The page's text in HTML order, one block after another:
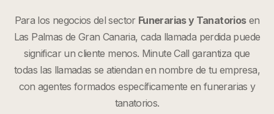
Para los negocios del sector Funerarias y Tanatoriosen
Las Palmas de Gran Canaria, cada llamada perdida puede
significar un cliente menos. Minute Call garantiza que
todas las llamadas se atiendan en nombre de tu empresa,
con agentes formados específicamente enfunerarias y
tanatorios.